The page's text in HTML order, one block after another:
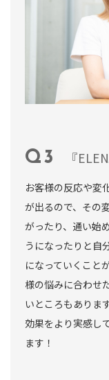
『
お客様の反応や変
が出るので、その
がったり、通い始
うになったりと自
になっていくこと
様の悩みに合わせ
いところもありま
効果をより実感し
ます！